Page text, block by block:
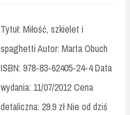
Tytuł: Miłość, szkielet i
spaghetti Autor: Marta Obuch
ISBN: 978-83-62405-24-4 Data
wydania: 11/07/2012 Cena
detaliczna: 29.9 zł Nie od dziś